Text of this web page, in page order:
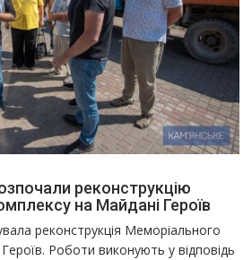
реконструкцію
на Майдані Героїв
реконструкція Меморіального
Роботи виконують у відповідь